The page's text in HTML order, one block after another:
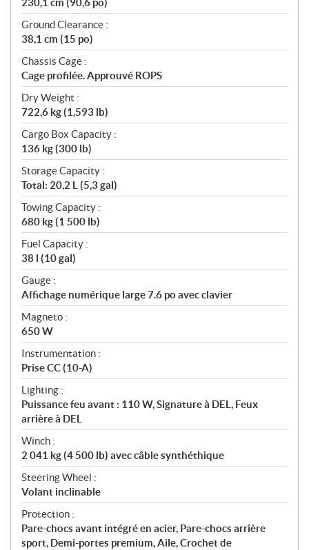
230,1 cm (90,6 po)
Ground Clearance :
38,1 cm (15 po)
Chassis Cage :
Cage profilée. Approuvé ROPS
Dry Weight :
722,6 kg (1,593 lb)
Cargo Box Capacity :
136 kg (300 lb)
Storage Capacity :
Total: 20,2 L (5,3 gal)
Towing Capacity :
680 kg (1 500 lb)
Fuel Capacity :
38 l (10 gal)
Gauge :
Affichage numérique large 7.6 po avec clavier
Magneto :
650 W
Instrumentation :
Prise CC (10-A)
Lighting :
Puissance feu avant : 110 W, Signature à DEL, Feux
arrière à DEL
Winch :
2 041 kg (4 500 lb) avec câble synthéthique
Steering Wheel :
Volant inclinable
Protection :
Pare-chocs avant intégré en acier, Pare-chocs arrière
sport, Demi-portes premium, Aile, Crochet de